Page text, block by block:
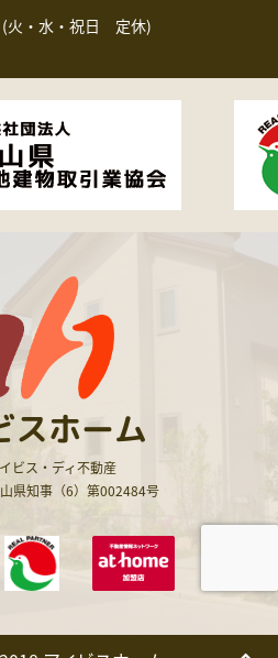
(火・水・祝日 定休)
スホーム
イビス・ディ不動産
県知事（6）第002484号